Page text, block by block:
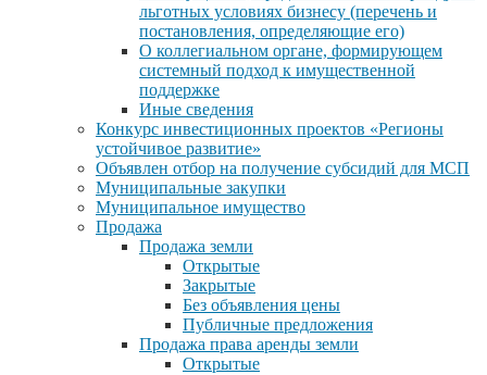
льготных условиях бизнесу (перечень и
постановления, определяющие его)
О коллегиальном органе, формирующем
системный подход к имущественной
поддержке
Иные сведения
Конкурс инвестиционных проектов «Регионы
устойчивое развитие»
Объявлен отбор на получение субсидий для МСП
Муниципальные закупки
Муниципальное имущество
Продажа
Продажа земли
Открытые
Закрытые
Без объявления цены
Публичные предложения
Продажа права аренды земли
Открытые